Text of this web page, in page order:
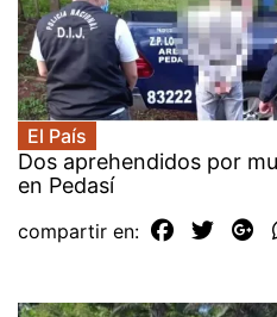
El País
Dos aprehendidos por
en Pedasí
compartir en: